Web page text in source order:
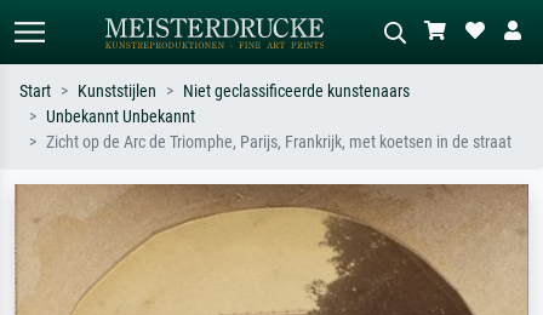
Standaard zoeken AI-beeldzoeker
Monet, Sterrennacht, impressionisme,
Hokusai-golf, naakt.
weide, abstract met veel rood, donker
olieverfschilderij, staand naakt naast
een boom.
Start Kunststijlen
Niet geclassificeerde kunstenaars
Unbekannt Unbekannt
Zicht op de Arc de Triomphe, Parijs, Frankrijk, met koetsen in de straat